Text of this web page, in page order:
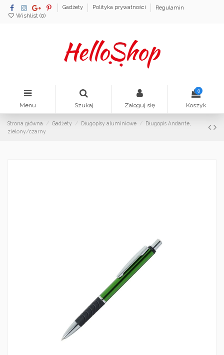
Gadżety Polityka prywatności
Regulamin
Wishlist (0)
Menu Szukaj Zaloguj się
0
Koszyk
Strona główna Gadżety Długopisy aluminiowe
Długopis Andante,
zielony/czarny